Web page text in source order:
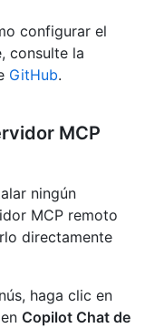
configurar el
consulte la
GitHub.
MCP
ningún
MCP remoto
directamente
haga clic en
Copilot Chat de